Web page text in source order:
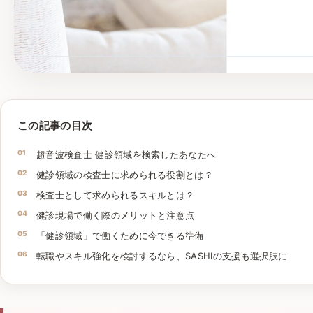
この記事の目次
超音波検査士 健診領域を検索したあなたへ
健診領域の検査士に求められる役割とは？
検査士として求められるスキルとは？
健診現場で働く際のメリットと注意点
「健診領域」で働くために今できる準備
転職やスキル強化を検討するなら、SASHIの支援も選択肢に